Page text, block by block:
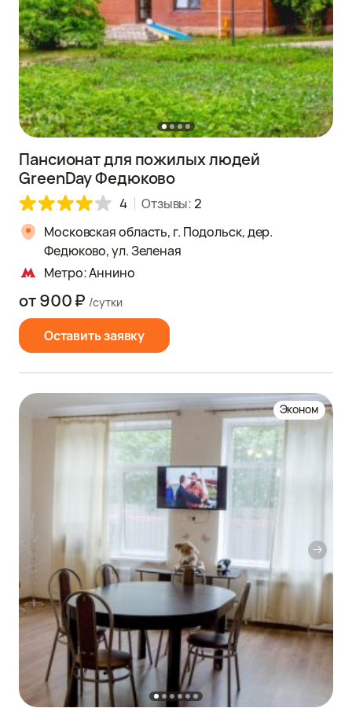
Пансионат для пожилых людей
GreenDay Федюково
4 Отзывы: 2
Московская область, г. Подольск, дер.
Федюково, ул. Зеленая
Метро: Аннино
Оставить заявку
от 900 ₽ /сутки
Эконом